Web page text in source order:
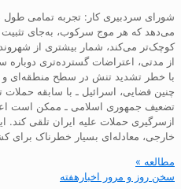
شورای سردبیری کار: تجربه تمامی
می‌دهد که هر موج سرکوب، به‌جای تثبیت
کوچک‌تر می‌کند، شمار بیشتری از
از مدتی، اعتراضات گسترده‌تری دوباره
با خطر تشدید تنش در سطح منطقه‌ای و
چنین فضایی، اسرائیل ـ با سابقه
تضعیف جمهوری اسلامی ـ ممکن است
ازسرگیری حملات علیه ایران تلقی کند.
خارجی، معادله‌ای بسیار خطرناک برای
مطالعه »
سخن روز و مرور اخبارهفته